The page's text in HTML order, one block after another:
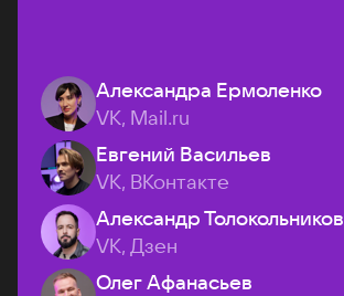
Александра Ермоленко
VK, Mail.ru
Евгений Васильев
VK, ВКонтакте
Александр Толокольников
VK, Дзен
Олег Афанасьев